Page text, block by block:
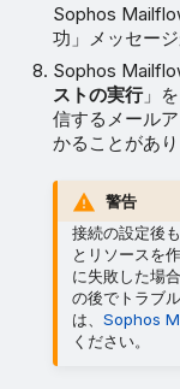
Sophos
功」メッセー
Sophos
ストの実行」
信するメール
かることがあり
警告
接続の設定後
とリソースを
に失敗した場
の後でトラブ
は、Sophos
ください。